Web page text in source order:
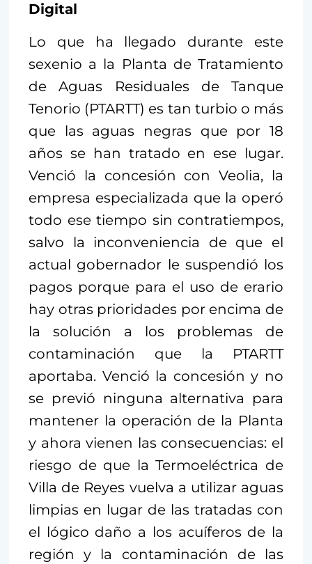
Digital
Lo que ha llegado durante este
sexenio a la Planta de Tratamiento
de Aguas Residuales de Tanque
Tenorio (PTARTT) es tan turbio o más
que las aguas negras que por 18
años se han tratado en ese lugar.
Venció la concesión con Veolia, la
empresa especializada que la operó
todo ese tiempo sin contratiempos,
salvo la inconveniencia de que el
actual gobernador le suspendió los
pagos porque para el uso de erario
hay otras prioridades por encima de
la solución a los problemas de
contaminación que la PTARTT
aportaba. Venció la concesión y no
se previó ninguna alternativa para
mantener la operación de la Planta
y ahora vienen las consecuencias: el
riesgo de que la Termoeléctrica de
Villa de Reyes vuelva a utilizar aguas
limpias en lugar de las tratadas con
el lógico daño a los acuíferos de la
región y la contaminación de las